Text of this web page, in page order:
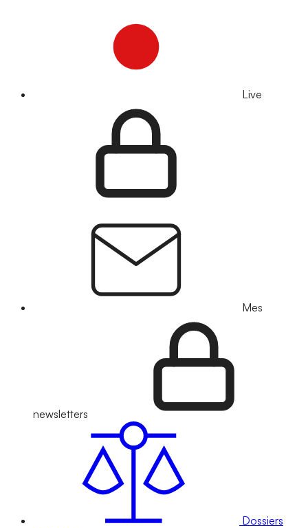
Live
Mes
newsletters
Dossiers